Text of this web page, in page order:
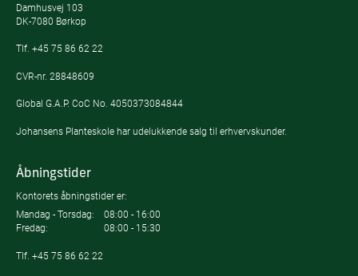
Damhusvej 103
DK-7080 Børkop
Tlf. +45 75 86 62 22
CVR-nr. 28848609
Global G.A.P. CoC No. 4050373084844
Johansens Planteskole har udelukkende salg til erhvervskunder.
Åbningstider
Kontorets åbningstider er:
Mandag - Torsdag:
08:00 - 16:00
Fredag:
08:00 - 15:30
Tlf. +45 75 86 62 22